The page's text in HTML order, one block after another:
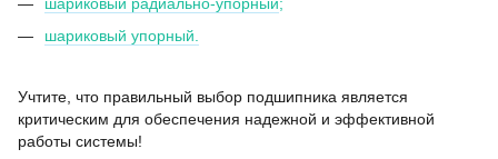
шариковый радиально-упорный;
шариковый упорный.
Учтите, что правильный выбор подшипника является
критическим для обеспечения надежной и эффективной
работы системы!